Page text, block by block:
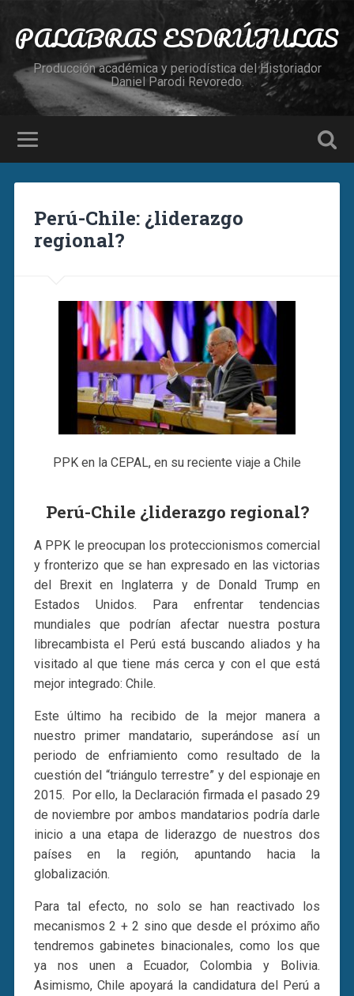
PALABRAS ESDRÚJULAS
Producción académica y periodística del Historiador
Daniel Parodi Revoredo.
Perú-Chile: ¿liderazgo
regional?
PPK en la CEPAL, en su reciente viaje a Chile
Perú-Chile ¿liderazgo regional?
A PPK le preocupan los proteccionismos comercial
y fronterizo que se han expresado en las victorias
del Brexit en Inglaterra y de Donald Trump en
Estados Unidos. Para enfrentar tendencias
mundiales que podrían afectar nuestra postura
librecambista el Perú está buscando aliados y ha
visitado al que tiene más cerca y con el que está
mejor integrado: Chile.
Este último ha recibido de la mejor manera a
nuestro primer mandatario, superándose así un
periodo de enfriamiento como resultado de la
cuestión del “triángulo terrestre” y del espionaje en
2015. Por ello, la Declaración firmada el pasado 29
de noviembre por ambos mandatarios podría darle
inicio a una etapa de liderazgo de nuestros dos
países en la región, apuntando hacia la
globalización.
Para tal efecto, no solo se han reactivado los
mecanismos 2 + 2 sino que desde el próximo año
tendremos gabinetes binacionales, como los que
ya nos unen a Ecuador, Colombia y Bolivia.
Asimismo, Chile apoyará la candidatura del Perú a